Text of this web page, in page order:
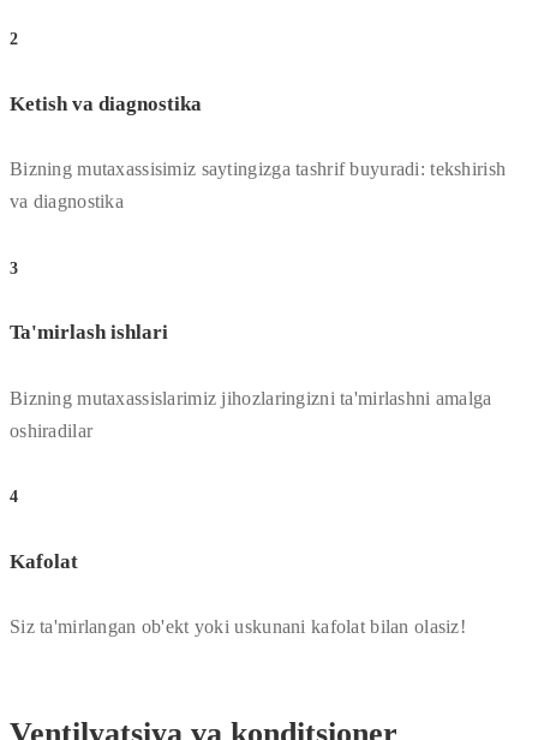
2
Ketish va diagnostika
Bizning mutaxassisimiz saytingizga tashrif buyuradi: tekshirish
va diagnostika
3
Ta'mirlash ishlari
Bizning mutaxassislarimiz jihozlaringizni ta'mirlashni amalga
oshiradilar
4
Kafolat
Siz ta'mirlangan ob'ekt yoki uskunani kafolat bilan olasiz!